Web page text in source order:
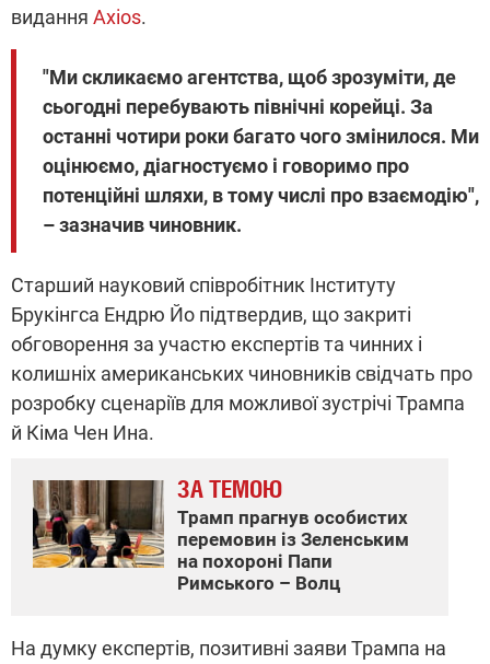
видання Axios.
"Ми скликаємо агентства, щоб зрозуміти, де
сьогодні перебувають північні корейці. За
останні чотири роки багато чого змінилося. Ми
оцінюємо, діагностуємо і говоримо про
потенційні шляхи, в тому числі про взаємодію",
– зазначив чиновник.
Старший науковий співробітник Інституту
Брукінгса Ендрю Йо підтвердив, що закриті
обговорення за участю експертів та чинних і
колишніх американських чиновників свідчать про
розробку сценаріїв для можливої зустрічі Трампа
й Кіма Чен Ина.
ЗА ТЕМОЮ
Трамп прагнув особистих
перемовин із Зеленським
на похороні Папи
Римського – Волц
На думку експертів, позитивні заяви Трампа на